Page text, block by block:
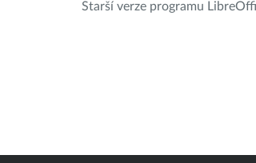
Starší verze programu